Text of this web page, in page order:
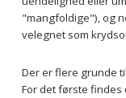
"mangfoldige"), og
velegnet som
Der er flere grunde
For det første